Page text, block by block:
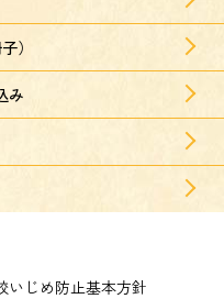
）
み
いじめ防止基本方針